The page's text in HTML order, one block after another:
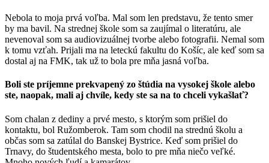
Nebola to moja prvá voľba. Mal som len predstavu, že tento smer
by ma bavil. Na strednej škole som sa zaujímal o literatúru, ale
nevenoval som sa audiovizuálnej tvorbe alebo fotografii. Nemal som
k tomu vzťah. Prijali ma na leteckú fakultu do Košíc, ale keď som sa
dostal aj na FMK, tak už to bola pre mňa jasná voľba.
Boli ste príjemne prekvapený zo štúdia na vysokej škole alebo
ste, naopak, mali aj chvíle, kedy ste sa na to chceli vykašlať?
Som chalan z dediny a prvé mesto, s ktorým som prišiel do
kontaktu, bol Ružomberok. Tam som chodil na strednú školu a
občas som sa zatúlal do Banskej Bystrice. Keď som prišiel do
Trnavy, do študentského mesta, bolo to pre mňa niečo veľké.